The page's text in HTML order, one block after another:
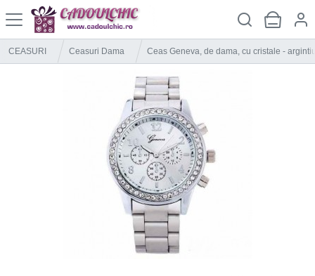
CEASURI Ceasuri Dama Ceas Geneva, de dama, cu cristale -